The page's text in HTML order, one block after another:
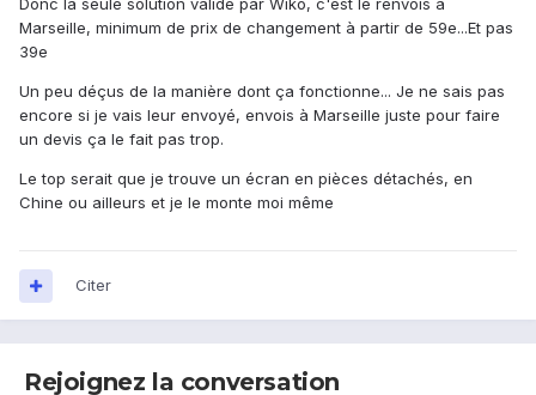
Donc la seule solution validé par Wiko, c'est le renvois à
Marseille, minimum de prix de changement à partir de 59e...Et pas
39e
Un peu déçus de la manière dont ça fonctionne... Je ne sais pas
encore si je vais leur envoyé, envois à Marseille juste pour faire
un devis ça le fait pas trop.
Le top serait que je trouve un écran en pièces détachés, en
Chine ou ailleurs et je le monte moi même
Citer
Rejoignez la conversation